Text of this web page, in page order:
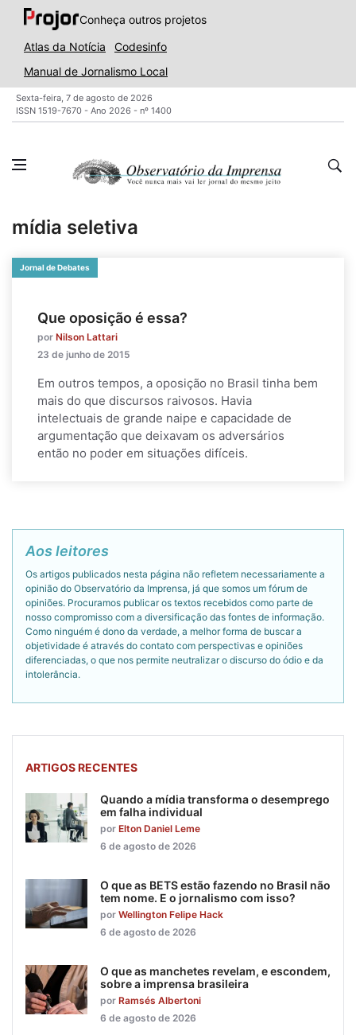
Conheça outros projetos
Atlas da Notícia
Codesinfo
Manual de Jornalismo Local
Sexta-feira, 7 de agosto de 2026
ISSN 1519-7670 - Ano 2026 - nº 1400
mídia seletiva
Jornal de Debates
Que oposição é essa?
por Nilson Lattari
23 de junho de 2015
Em outros tempos, a oposição no Brasil tinha bem
mais do que discursos raivosos. Havia
intelectuais de grande naipe e capacidade de
argumentação que deixavam os adversários
então no poder em situações difíceis.
Aos leitores
Os artigos publicados nesta página não refletem necessariamente a
opinião do Observatório da Imprensa, já que somos um fórum de
opiniões. Procuramos publicar os textos recebidos como parte de
nosso compromisso com a diversificação das fontes de informação.
Como ninguém é dono da verdade, a melhor forma de buscar a
objetividade é através do contato com perspectivas e opiniões
diferenciadas, o que nos permite neutralizar o discurso do ódio e da
intolerância.
ARTIGOS RECENTES
Quando a mídia transforma o desemprego
em falha individual
por Elton Daniel Leme
6 de agosto de 2026
O que as BETS estão fazendo no Brasil não
tem nome. E o jornalismo com isso?
por Wellington Felipe Hack
6 de agosto de 2026
O que as manchetes revelam, e escondem,
sobre a imprensa brasileira
por Ramsés Albertoni
6 de agosto de 2026